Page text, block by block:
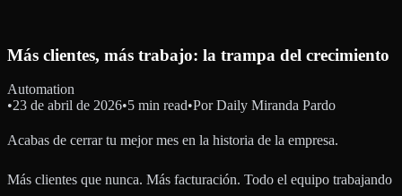
Más clientes, más trabajo: la trampa del crecimiento
Automation
•23 de abril de 2026•5 min read•Por Daily Miranda Pardo
Acabas de cerrar tu mejor mes en la historia de la empresa.
Más clientes que nunca. Más facturación. Todo el equipo trabajando